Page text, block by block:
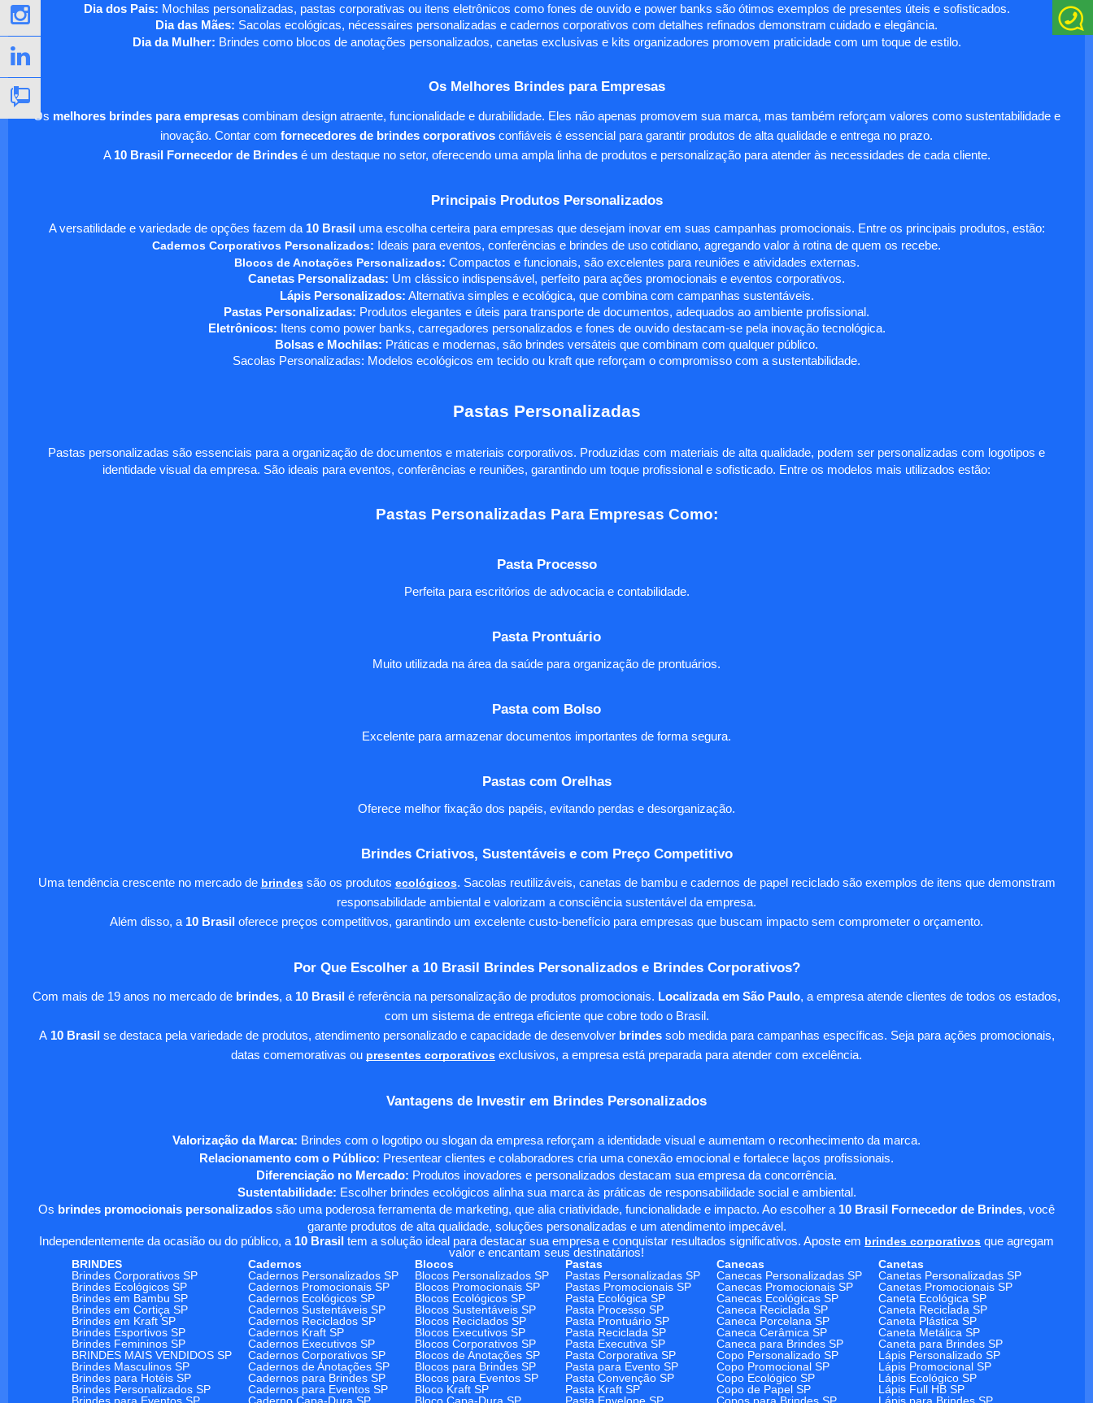
Dia dos Pais: Mochilas personalizadas, pastas corporativas ou itens eletrônicos como fones de ouvido e power banks são ótimos exemplos de presentes úteis e sofisticados.
Dia das Mães: Sacolas ecológicas, nécessaires personalizadas e cadernos corporativos com detalhes refinados demonstram cuidado e elegância.
Dia da Mulher: Brindes como blocos de anotações personalizados, canetas exclusivas e kits organizadores promovem praticidade com um toque de estilo.
Os Melhores Brindes para Empresas
Os melhores brindes para empresascombinam design atraente, funcionalidade e durabilidade. Eles não apenas promovem sua marca, mas também reforçam valores como sustentabilidade e
inovação. Contar com fornecedores de brindes corporativos confiáveis é essencial para garantir produtos de alta qualidade e entrega no prazo.
A 10 Brasil Fornecedor de Brindesé um destaque no setor, oferecendo uma ampla linha de produtos e personalização para atender às necessidades de cada cliente.
Principais Produtos Personalizados
A versatilidade e variedade de opções fazem da 10 Brasil uma escolha certeira para empresas que desejam inovar em suas campanhas promocionais. Entre os principais produtos, estão:
Cadernos Corporativos Personalizados: Ideais para eventos, conferências e brindes de uso cotidiano, agregando valor à rotina de quem os recebe.
Blocos de Anotações Personalizados: Compactos e funcionais, são excelentes para reuniões e atividades externas.
Canetas Personalizadas: Um clássico indispensável, perfeito para ações promocionais e eventos corporativos.
Lápis Personalizados: Alternativa simples e ecológica, que combina com campanhas sustentáveis.
Pastas Personalizadas: Produtos elegantes e úteis para transporte de documentos, adequados ao ambiente profissional.
Eletrônicos: Itens como power banks, carregadores personalizados e fones de ouvido destacam-se pela inovação tecnológica.
Bolsas e Mochilas: Práticas e modernas, são brindes versáteis que combinam com qualquer público.
Sacolas Personalizadas: Modelos ecológicos em tecido ou kraft que reforçam o compromisso com a sustentabilidade.
Pastas Personalizadas
Pastas personalizadas são essenciais para a organização de documentos e materiais corporativos. Produzidas com materiais de alta qualidade, podem ser personalizadas com logotipos e
identidade visual da empresa. São ideais para eventos, conferências e reuniões, garantindo um toque profissional e sofisticado. Entre os modelos mais utilizados estão:
Pastas Personalizadas Para Empresas Como:
Pasta Processo
Perfeita para escritórios de advocacia e contabilidade.
Pasta Prontuário
Muito utilizada na área da saúde para organização de prontuários.
Pasta com Bolso
Excelente para armazenar documentos importantes de forma segura.
Pastas com Orelhas
Oferece melhor fixação dos papéis, evitando perdas e desorganização.
Brindes Criativos, Sustentáveis e com Preço Competitivo
Uma tendência crescente no mercado de brindessão os produtos ecológicos. Sacolas reutilizáveis, canetas de bambu e cadernos de papel reciclado são exemplos de itens que demonstram
responsabilidade ambiental e valorizam a consciência sustentável da empresa.
Além disso, a 10 Brasil oferece preços competitivos, garantindo um excelente custo-benefício para empresas que buscam impacto sem comprometer o orçamento.
Por Que Escolher a 10 Brasil Brindes Personalizados e Brindes Corporativos?
Com mais de 19 anos no mercado de brindes, a 10 Brasil é referência na personalização de produtos promocionais. Localizada em São Paulo, a empresa atende clientes de todos os estados,
com um sistema de entrega eficiente que cobre todo o Brasil.
A10 Brasil se destaca pela variedade de produtos, atendimento personalizado e capacidade de desenvolver brindessob medida para campanhas específicas. Seja para ações promocionais,
datas comemorativas ou presentes corporativos exclusivos, a empresa está preparada para atender com excelência.
Vantagens de Investir em Brindes Personalizados
Valorização da Marca: Brindes com o logotipo ou slogan da empresa reforçam a identidade visual e aumentam o reconhecimento da marca.
Relacionamento com o Público: Presentear clientes e colaboradores cria uma conexão emocional e fortalece laços profissionais.
Diferenciação no Mercado: Produtos inovadores e personalizados destacam sua empresa da concorrência.
Sustentabilidade: Escolher brindes ecológicos alinha sua marca às práticas de responsabilidade social e ambiental.
Os brindes promocionais personalizados são uma poderosa ferramenta de marketing, que alia criatividade, funcionalidade e impacto. Ao escolher a 10 Brasil Fornecedor de Brindes, você
garante produtos de alta qualidade, soluções personalizadas e um atendimento impecável.
Independentemente da ocasião ou do público, a 10 Brasil tem a solução ideal para destacar sua empresa e conquistar resultados significativos. Aposte em brindes corporativos que agregam
valor e encantam seus destinatários!
BRINDES
Cadernos Blocos Pastas Canecas
Canetas
Brindes Corporativos SP
Cadernos Personalizados SP Blocos Personalizados SP Pastas Personalizadas SP Canecas Personalizadas SP
Canetas Personalizadas SP
Brindes Ecológicos SP
Cadernos Promocionais SP Blocos Promocionais SP Pastas Promocionais SP Canecas Promocionais SP
Canetas Promocionais SP
Brindes em Bambu SP
Cadernos Ecológicos SP Blocos Ecológicos SP Pasta Ecológica SP Canecas Ecológicas SP
Caneta Ecológica SP
Brindes em Cortiça SP
Cadernos Sustentáveis SP Blocos Sustentáveis SP Pasta Processo SP Caneca Reciclada SP
Caneta Reciclada SP
Brindes em Kraft SP
Cadernos Reciclados SP Blocos Reciclados SP Pasta Prontuário SP Caneca Porcelana SP
Caneta Plástica SP
Brindes Esportivos SP
Cadernos Kraft SP Blocos Executivos SP Pasta Reciclada SP Caneca Cerâmica SP
Caneta Metálica SP
Brindes Femininos SP
Cadernos Executivos SP Blocos Corporativos SP Pasta Executiva SP Caneca para Brindes SP
Caneta para Brindes SP
BRINDES MAIS VENDIDOS SP
Cadernos Corporativos SP Blocos de Anotações SP Pasta Corporativa SP Copo Personalizado SP
Lápis Personalizado SP
Brindes Masculinos SP
Cadernos de Anotações SP Blocos para Brindes SP Pasta para Evento SP Copo Promocional SP
Lápis Promocional SP
Brindes para Hotéis SP
Cadernos para Brindes SP Blocos para Eventos SP Pasta Convenção SP Copo Ecológico SP
Lápis Ecológico SP
Brindes Personalizados SP
Cadernos para Eventos SP Bloco Kraft SP Pasta Kraft SP Copo de Papel SP
Lápis Full HB SP